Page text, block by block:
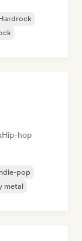
Hip-hop
pop
metal